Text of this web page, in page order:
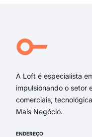
A Loft é especialista
impulsionando o setor
comerciais,
Mais Negócio.
ENDEREÇO